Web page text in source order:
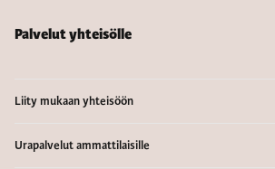
Palvelut yhteisölle
Liity mukaan yhteisöön
Urapalvelut ammattilaisille